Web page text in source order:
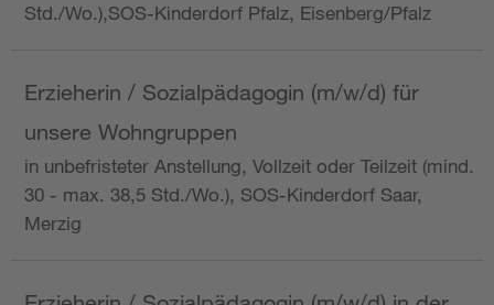
Std./Wo.),SOS-Kinderdorf Pfalz, Eisenberg/Pfalz
Erzieherin / Sozialpädagogin (m/w/d) für
unsere Wohngruppen
in unbefristeter Anstellung, Vollzeit oder Teilzeit (mind.
30 - max. 38,5 Std./Wo.), SOS-Kinderdorf Saar,
Merzig